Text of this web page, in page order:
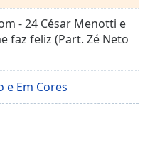
- 24 César Menotti e
faz feliz (Part. Zé Neto
e Em Cores